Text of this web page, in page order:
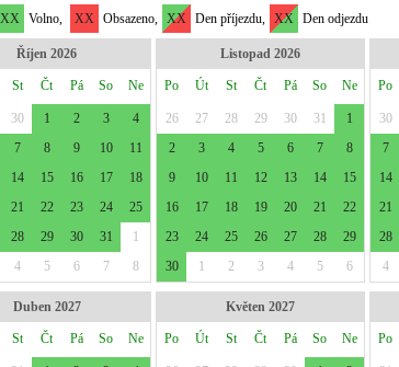
XX Volno, XX Obsazeno, XX Den příjezdu, XX Den odjezdu
Říjen 2026
St Čt Pá So Ne
30 1 2 3
4
7 8 9 10
11
14 15 16 17
18
21 22 23 24
25
28 29 30 31
1
4 5 6 7 8
Listopad 2026
Po Út St Čt Pá So Ne
26 27 28 29 30 31
1
2
3 4 5 6 7
8
9
10 11 12 13 14
15
16
17 18 19 20 21
22
23
24 25 26 27 28
29
30
1 2 3 4 5 6
Po
30
7
14
21
28
4
Duben 2027
St Čt Pá So Ne
Květen 2027
Po Út St Čt Pá So Ne Po